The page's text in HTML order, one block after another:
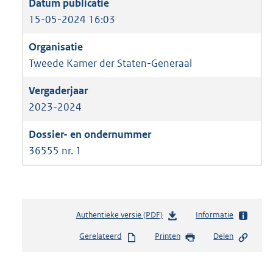
15-05-2024 16:03
Tweede Kamer der Staten-Generaal
2023-2024
36555 nr. 1
Authentieke versie (PDF)b
s
Informatie
Gerelateerd Printen Delen